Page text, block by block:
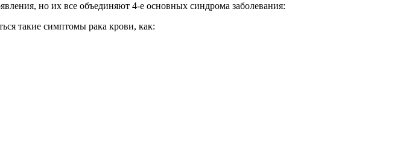
но их все объединяют 4-е основных синдрома заболевания:
такие симптомы рака крови, как: